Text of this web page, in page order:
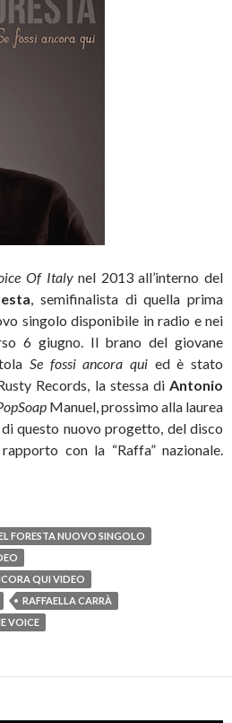
Of Italynel 2013 all’interno del
, semifinalista di quella prima
singolo disponibile in radio e nei
6 giugno. Il brano del giovane
Se fossi ancora quied è stato
Records, la stessa di Antonio
Manuel, prossimo alla laurea
questo nuovo progetto, del disco
con la “Raffa” nazionale.
Foresta: «Un tango in attesa del
FORESTA NUOVO SINGOLO
QUI VIDEO
RAFFAELLA CARRÀ
VOICE